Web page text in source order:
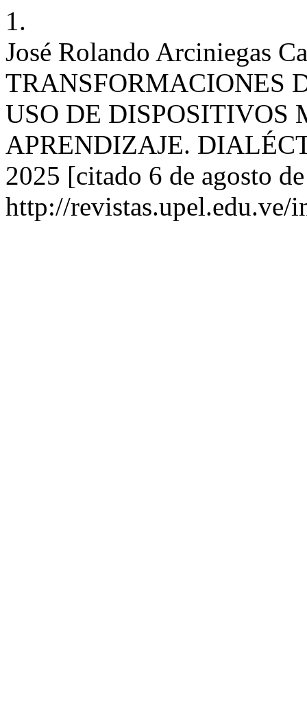
1.
José Rolando Arciniegas
TRANSFORMACIONES
USO DE DISPOSITIVOS
APRENDIZAJE.
2025 [citado 6 de agosto
http://